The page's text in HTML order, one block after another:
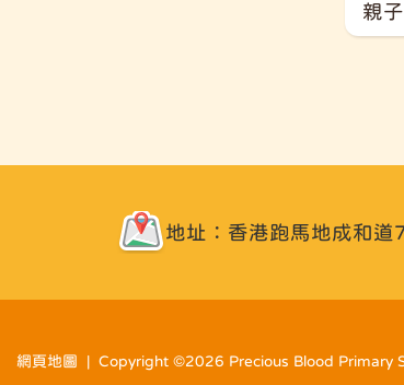
親
地址：香港跑馬地成和道
網頁地圖 | Copyright ©2026 Precious Blood Primary